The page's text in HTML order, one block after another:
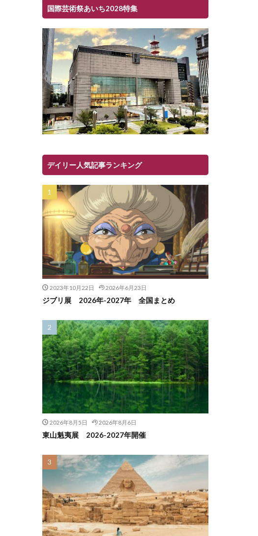
国際芸術祭あいち2028特集
デイリー人気記事ランキング
2023年10月22日 2026年6月23日
ジブリ展 2026年-2027年 全国まとめ
2026年8月5日 2026年8月6日
東山魁夷展 2026-2027年開催